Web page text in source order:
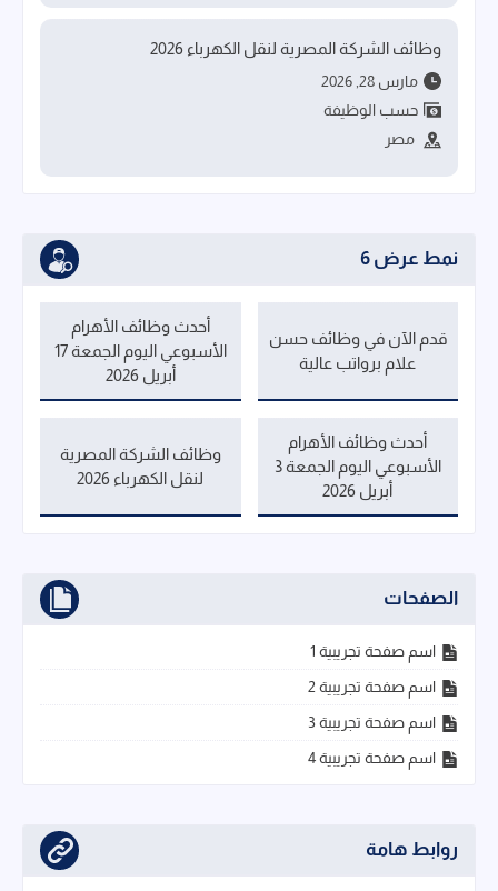
وظائف الشركة المصرية لنقل الكهرباء 2026
مارس 28, 2026
حسب الوظيفة
مصر
نمط عرض 6
قدم الآن في وظائف حسن
علام برواتب عالية
أحدث وظائف الأهرام
الأسبوعي اليوم الجمعة 17
أبريل 2026
أحدث وظائف الأهرام
الأسبوعي اليوم الجمعة 3
أبريل 2026
وظائف الشركة المصرية
لنقل الكهرباء 2026
الصفحات
اسم صفحة تجريبية 1
اسم صفحة تجريبية 2
اسم صفحة تجريبية 3
اسم صفحة تجريبية 4
روابط هامة